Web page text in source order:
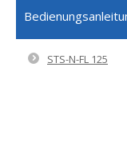
STS-N-FL 125